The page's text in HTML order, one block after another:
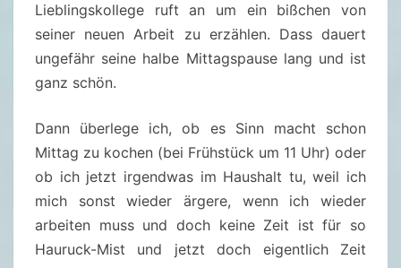
Lieblingskollege ruft an um ein bißchen von
seiner neuen Arbeit zu erzählen. Dass dauert
ungefähr seine halbe Mittagspause lang und ist
ganz schön.
Dann überlege ich, ob es Sinn macht schon
Mittag zu kochen (bei Frühstück um 11 Uhr) oder
ob ich jetzt irgendwas im Haushalt tu, weil ich
mich sonst wieder ärgere, wenn ich wieder
arbeiten muss und doch keine Zeit ist für so
Hauruck-Mist und jetzt doch eigentlich Zeit